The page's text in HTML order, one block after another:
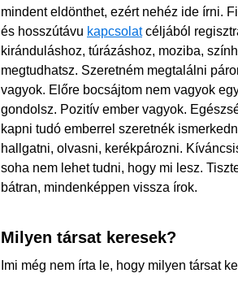
mindent eldönthet, ezért nehéz ide írni.
és hosszútávu kapcsolatcéljából
kiránduláshoz, túrázáshoz, moziba,
megtudhatsz. Szeretném megtalálni
vagyok. Előre bocsájtom nem vagyok
gondolsz. Pozitív ember vagyok.
kapni tudó emberrel szeretnék
hallgatni, olvasni, kerékpározni.
soha nem lehet tudni, hogy mi lesz.
bátran, mindenképpen vissza írok.
Milyen társat keresek?
Imi még nem írta le, hogy milyen társat